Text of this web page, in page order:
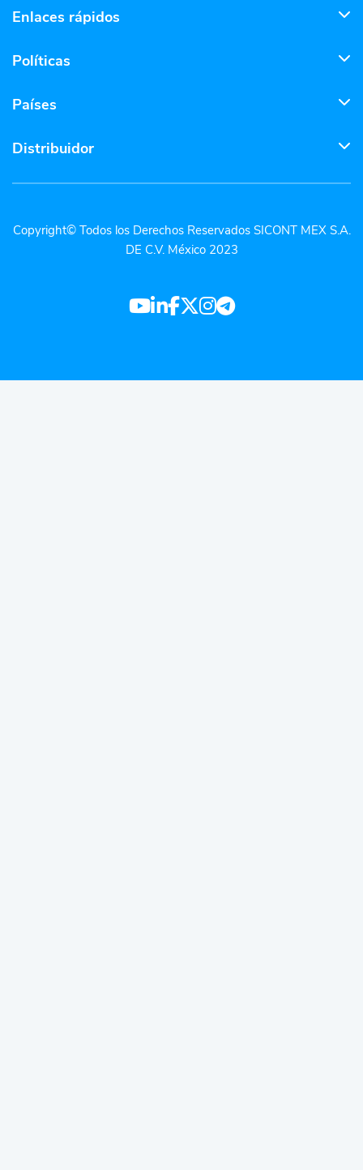
Enlaces rápidos
Políticas
Países
Distribuidor
Copyright© Todos los Derechos Reservados SICONT MEX S.A.
DE C.V. México 2023